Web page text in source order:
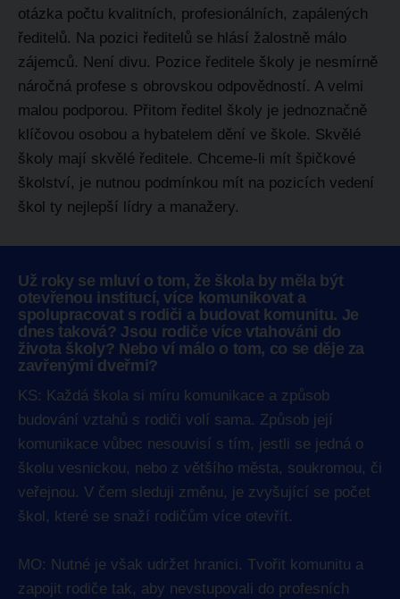
otázka počtu kvalitních, profesionálních, zapálených
ředitelů. Na pozici ředitelů se hlásí žalostně málo
zájemců. Není divu. Pozice ředitele školy je nesmírně
náročná profese s obrovskou odpovědností. A velmi
malou podporou. Přitom ředitel školy je jednoznačně
klíčovou osobou a hybatelem dění ve škole. Skvělé
školy mají skvělé ředitele. Chceme-li mít špičkové
školství, je nutnou podmínkou mít na pozicích vedení
škol ty nejlepší lídry a manažery.
Už roky se mluví o tom, že škola by měla být
otevřenou institucí, více komunikovat a
spolupracovat s rodiči a budovat komunitu. Je
dnes taková? Jsou rodiče více vtahováni do
života školy? Nebo ví málo o tom, co se děje za
zavřenými dveřmi?
KS: Každá škola si míru komunikace a způsob
budování vztahů s rodiči volí sama. Způsob její
komunikace vůbec nesouvisí s tím, jestli se jedná o
školu vesnickou, nebo z většího města, soukromou, či
veřejnou. V čem sleduji změnu, je zvyšující se počet
škol, které se snaží rodičům více otevřít.
MO: Nutné je však udržet hranici. Tvořit komunitu a
zapojit rodiče tak, aby nevstupovali do profesních